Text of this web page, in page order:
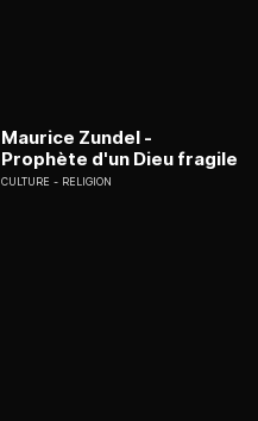
Maurice Zundel -
Prophète d'un Dieu fragile
CULTURE RELIGION